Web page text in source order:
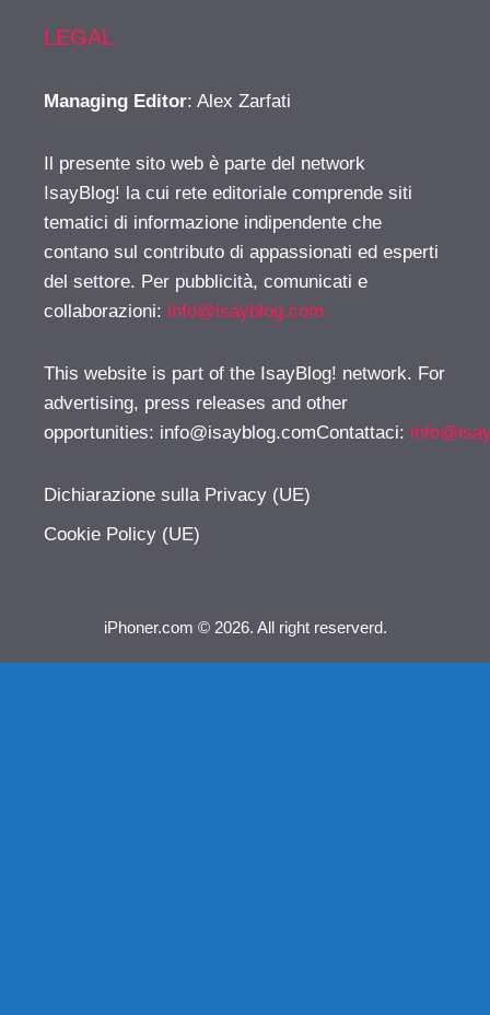
LEGAL
Managing Editor: Alex Zarfati
Il presente sito web è parte del network
IsayBlog! la cui rete editoriale comprende siti
tematici di informazione indipendente che
contano sul contributo di appassionati ed esperti
del settore. Per pubblicità, comunicati e
collaborazioni: info@isayblog.com
This website is part of the IsayBlog! network. For
advertising, press releases and other
opportunities: info@isayblog.comContattaci:
Dichiarazione sulla Privacy (UE)
Cookie Policy (UE)
iPhoner.com © 2026. All right reserverd.